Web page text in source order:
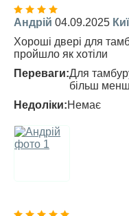
Андрій 04.09.2025
Хороші двері для
пройшло як хотіли
Переваги:Для
більш
Недоліки:Немає